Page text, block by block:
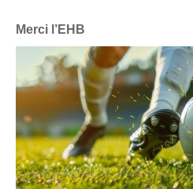
Merci l’EHB